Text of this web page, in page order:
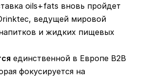
oils+fats вновь пройдет
ведущей мировой
и жидких пищевых
единственной в Европе B2B
фокусируется на